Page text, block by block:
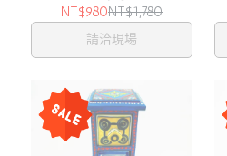
NT$980NT$1,780
請洽現場